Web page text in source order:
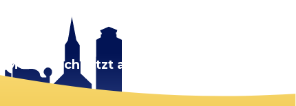
Melde dich jetzt an!